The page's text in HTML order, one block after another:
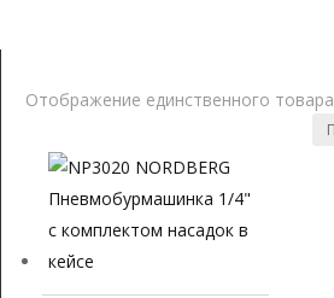
Отображение единственного товара